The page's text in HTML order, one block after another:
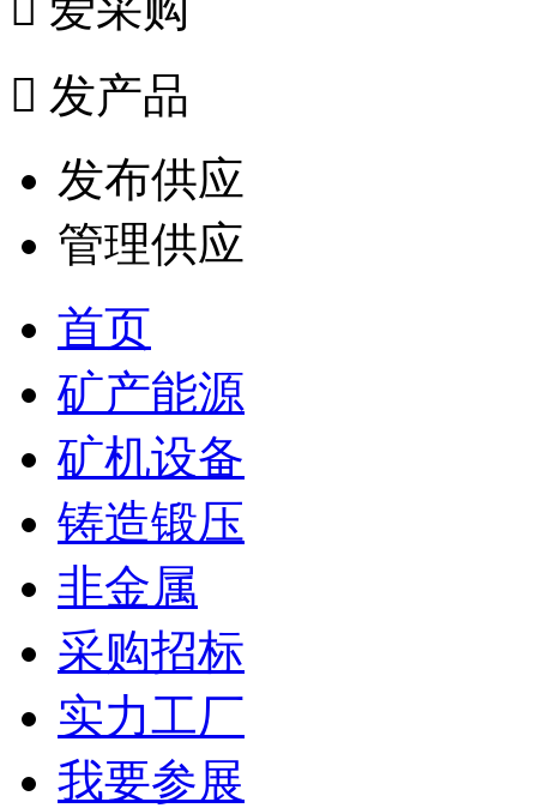
 发产品
发布供应
管理供应
首页
矿产能源
矿机设备
铸造锻压
非金属
采购招标
实力工厂
我要参展